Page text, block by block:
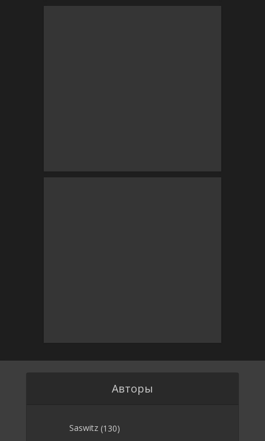
Авторы
Saswitz (130)